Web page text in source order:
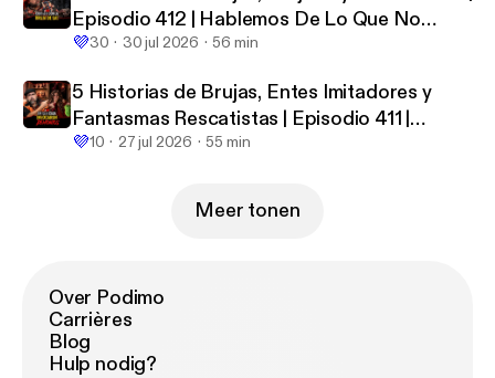
Episodio 412 | Hablemos De Lo Que No
Existe
💜30 30 jul 2026 56 min
5 Historias de Brujas, Entes Imitadores y
Fantasmas Rescatistas | Episodio 411 |
Hablemos De Lo Que No Existe
💜10 27 jul 2026 55 min
Meer tonen
Over Podimo
Carrières
Blog
Hulp nodig?